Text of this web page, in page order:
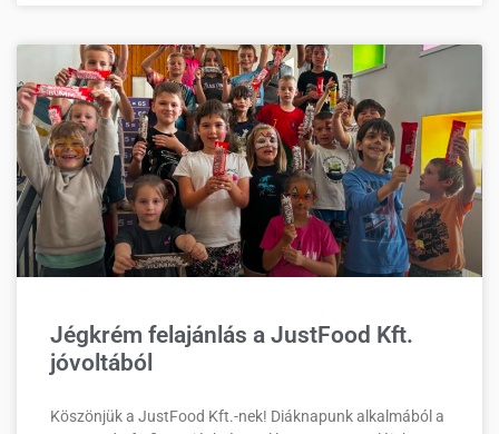
Jégkrém felajánlás a JustFood Kft.
jóvoltából
Köszönjük a JustFood Kft.-nek! Diáknapunk alkalmából a